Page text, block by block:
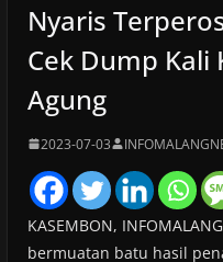
Nyaris
Cek Dump
Agung
2023-07-03
KASEMBON,
bermuatan batu hasil